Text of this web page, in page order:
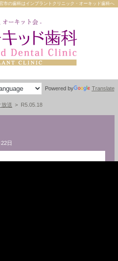
市の歯科はインプラントクリニック・オーキッド歯科へ
Powered by Translate
放送 R5.05.18
日